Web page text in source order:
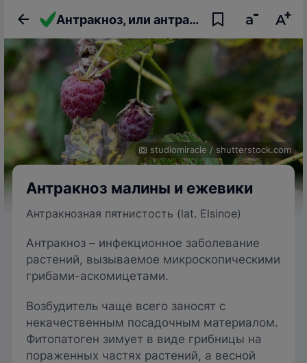
Антракноз, или антракнозная пятнистость малины и ежевики
studiomiracle / shutterstock.com
Антракноз малины и ежевики
Антракнозная пятнистость (lat. Elsinoe)
Антракноз – инфекционное заболевание
растений, вызываемое микроскопическими
грибами-аскомицетами.
Возбудитель чаще всего заносят с
некачественным посадочным материалом.
Фитопатоген зимует в виде грибницы на
пораженных частях растений, а весной